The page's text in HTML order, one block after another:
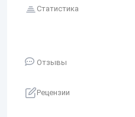
Статистика
Отзывы
Рецензии